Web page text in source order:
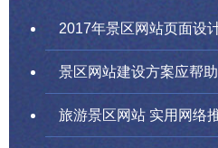
2017年景区网站页面设
景区网站建设方案应帮
旅游景区网站 实用网络